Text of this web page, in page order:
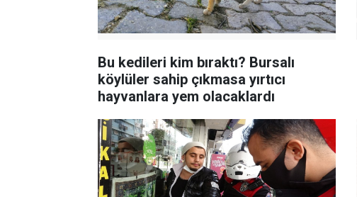
Bu kedileri kim bıraktı? Bursalı
köylüler sahip çıkmasa yırtıcı
hayvanlara yem olacaklardı